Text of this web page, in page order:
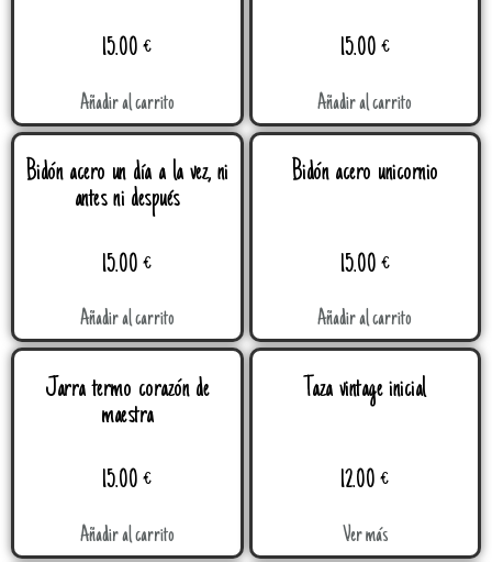
15.00€
Añadir al carrito
15.00 €
Añadir al carrito
Bidón acero un día a la vez, ni
antes ni después
15.00€
Añadir al carrito
Bidón acero unicornio
15.00 €
Añadir al carrito
Jarra termo corazón de
maestra
15.00€
Añadir al carrito
Taza vintage inicial
12.00€
Ver más